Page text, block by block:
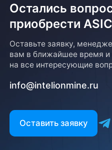
Остались
приобрести
Оставьте заявку,
вам в ближайшее время и
на все интересующие
info@intelionmine.ru
Оставить заявку